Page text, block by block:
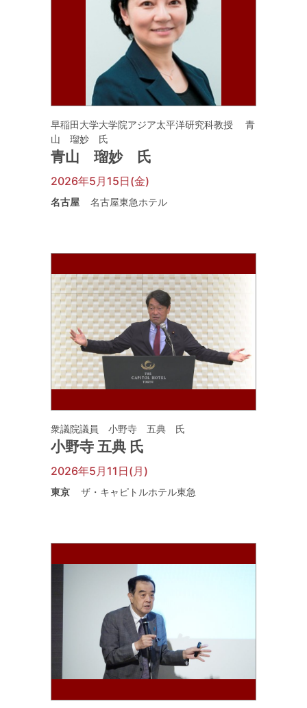
早稲田大学大学院アジア太平洋研究科教授 青
山 瑠妙 氏
青山 瑠妙 氏
2026年5月15日(金)
名古屋 名古屋東急ホテル
衆議院議員 小野寺 五典 氏
小野寺 五典 氏
2026年5月11日(月)
東京 ザ・キャピトルホテル東急